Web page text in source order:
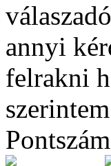
annyi
felrakni